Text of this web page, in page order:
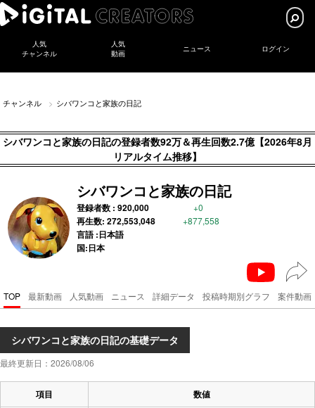
人気
チャンネル
人気
動画
ニュース ログイン
チャンネル シバワンコと家族の日記
シバワンコと家族の日記の登録者数92万＆再生回数2.7億【2026年8月
リアルタイム推移】
シバワンコと家族の日記
登録者数 : 920,000 +0
再生数: 272,553,048 +877,558
言語 :日本語
国:日本
TOP 最新動画 人気動画 ニュース 詳細データ 投稿時期別グラフ 案件動画
シバワンコと家族の日記の基礎データ
最終更新日：2026/08/06
項目 数値